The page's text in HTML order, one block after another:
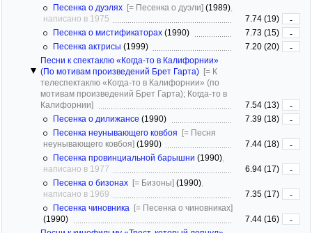
Песенка о дуэлях [= Песенка о дуэли] (1989)
написано в 1975
7.74 (19)
-
Песенка о мистификаторах (1990) 7.73 (15)
-
Песенка актрисы (1999) 7.20 (20)
-
Песни к спектаклю «Когда-то в Калифорнии»
(По мотивам произведений Брет Гарта) [= К
телеспектаклю «Когда-то в Калифорнии» (по
мотивам произведений Брет Гарта); Когда-то в
Калифорнии]
7.54 (13)
-
Песенка о дилижансе (1990) 7.39 (18)
-
Песенка неунывающего ковбоя [= Песня
неунывающего ковбоя] (1990) 7.44 (18)
-
Песенка провинциальной барышни (1990)
написано в 1977
6.94 (17)
-
Песенка о бизонах [= Бизоны] (1990)
написано в 1969
7.35 (17)
-
Песенка чиновника [= Песенка о чиновниках]
(1990)
7.44 (16)
-